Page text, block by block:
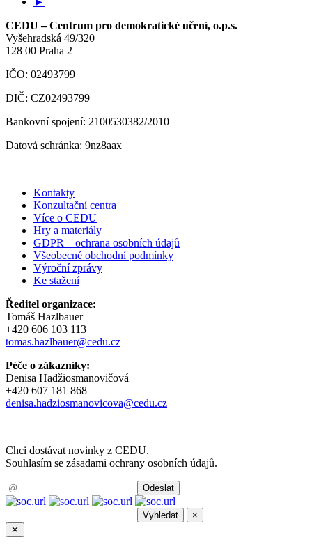
CEDU – Centrum pro demokratické učení, o.p.s.
Vyšehradská 49/320
128 00 Praha 2
IČO: 02493799
DIČ: CZ02493799
Bankovní spojení: 2100530382/2010
Datová schránka: 9nz8aax
Kontakty
Konzultační centra
Více o CEDU
Hry a materiály
GDPR – ochrana osobních údajů
Všeobecné obchodní podmínky
Výroční zprávy
Ke stažení
Ředitel organizace:
Tomáš Hazlbauer
+420 606 103 113
tomas.hazlbauer@cedu.cz
Péče o zákazníky:
Denisa Hadžiosmanovičová
+420 607 181 868
denisa.hadziosmanovicova@cedu.cz
Chci dostávat novinky z CEDU.
Souhlasím se zásadami ochrany osobních údajů.
×
✕